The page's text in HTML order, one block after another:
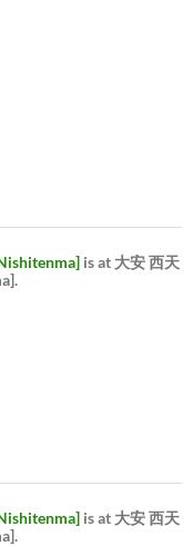
is at 大安 西天
is at 大安 西天